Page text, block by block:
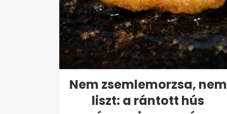
Nem zsemlemorzsa, nem
liszt: a rántott hús